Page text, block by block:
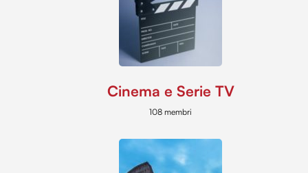
Cinema e Serie TV
108 membri